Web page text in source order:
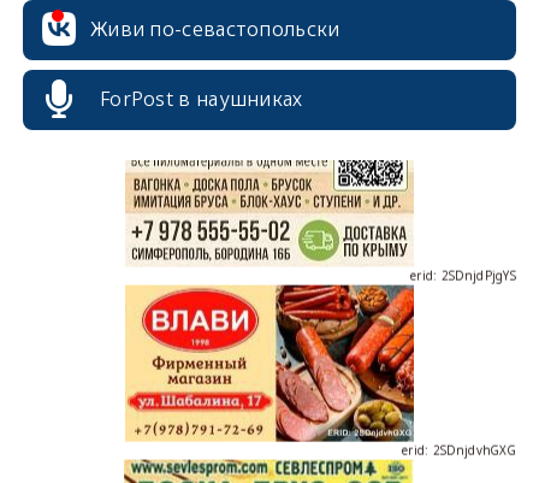
Живи по-севастопольски
ForPost в наушниках
erid: 2SDnjdPjgYS
erid: 2SDnjdvhGXG